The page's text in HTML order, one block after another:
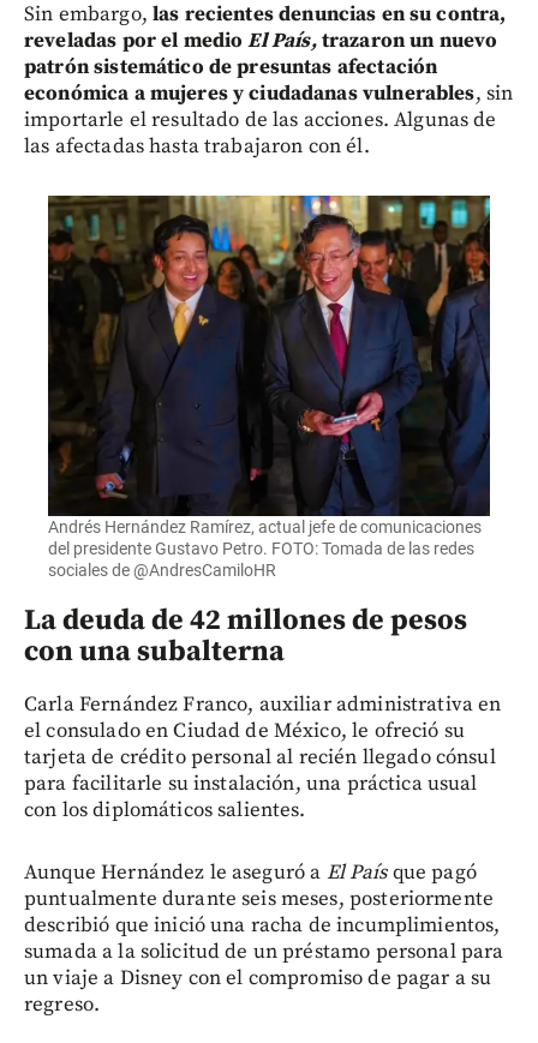
Sin embargo, las recientes denuncias en su contra,
reveladas por el medioEl País,trazaron un nuevo
patrón sistemático de presuntas afectación
económica a mujeres y ciudadanas vulnerables, sin
importarle el resultado de las acciones. Algunas de
las afectadas hasta trabajaron con él.
Andrés Hernández Ramírez, actual jefe de comunicaciones
del presidente Gustavo Petro. FOTO: Tomada de las redes
sociales de @AndresCamiloHR
La deuda de 42 millones de pesos
con una subalterna
Carla Fernández Franco, auxiliar administrativa en
el consulado en Ciudad de México, le ofreció su
tarjeta de crédito personal al recién llegado cónsul
para facilitarle su instalación, una práctica usual
con los diplomáticos salientes.
Aunque Hernández le aseguró a El Paísque pagó
puntualmente durante seis meses, posteriormente
describió que inició una racha de incumplimientos,
sumada a la solicitud de un préstamo personal para
un viaje a Disney con el compromiso de pagar a su
regreso.